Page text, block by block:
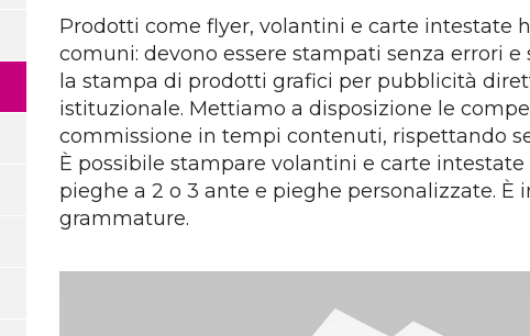
Prodotti come flyer, volantini e carte intestate
comuni: devono essere stampati senza errori
la stampa di prodotti grafici per pubblicità
istituzionale. Mettiamo a disposizione le
commissione in tempi contenuti, rispettando
È possibile stampare volantini e carte
pieghe a 2 o 3 ante e pieghe personalizzate.
grammature.